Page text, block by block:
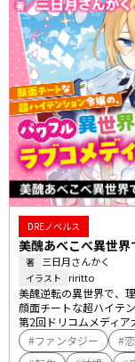
DREノベルス
美醜あべこべ異世界
著 三日月さんかく
イラスト riritto
美醜逆転の異世界で、
顔面チートな超ハイテ
第2回ドリコムメディ
ファンタジー